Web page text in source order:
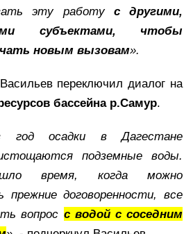
эту работу с другими,
субъектами, чтобы
новым вызовам».
переключил диалог на
бассейна р.Самур.
осадки в Дагестане
подземные воды.
время, когда можно
прежние договоренности, все
вопрос с водой с соседним